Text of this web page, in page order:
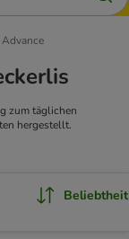
Advance
zum täglichen
hergestellt.
Beliebtheit